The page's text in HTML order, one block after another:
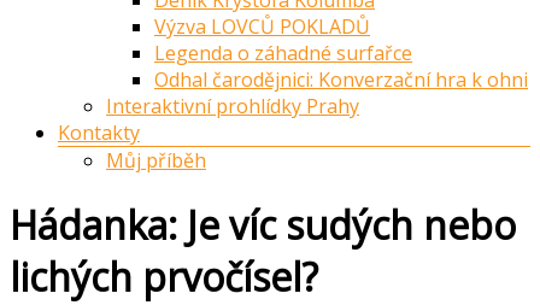
Výzva LOVCŮ POKLADŮ
Legenda o záhadné surfařce
Odhal čarodějnici: Konverzační hra k ohni
Interaktivní prohlídky Prahy
Kontakty
Můj příběh
Hádanka: Je víc sudých nebo
lichých prvočísel?